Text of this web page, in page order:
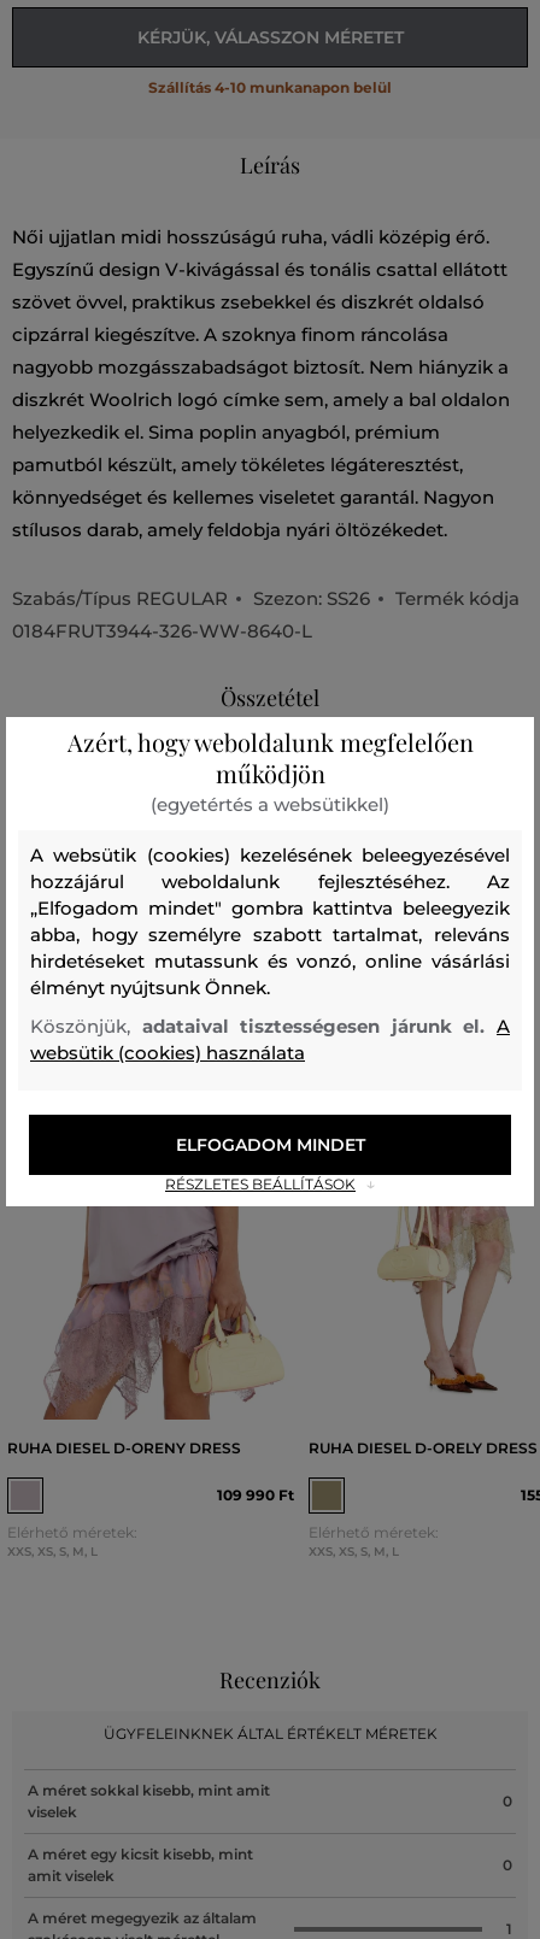
KÉRJÜK, VÁLASSZON MÉRETET
Szállítás 4-10 munkanapon belül
Leírás
Női ujjatlan midi hosszúságú ruha, vádli középig érő.
Egyszínű design V-kivágással és tonális csattal ellátott
szövet övvel, praktikus zsebekkel és diszkrét oldalsó
cipzárral kiegészítve. A szoknya finom ráncolása
nagyobb mozgásszabadságot biztosít. Nem hiányzik a
diszkrét Woolrich logó címke sem, amely a bal oldalon
helyezkedik el. Sima poplin anyagból, prémium
pamutból készült, amely tökéletes légáteresztést,
könnyedséget és kellemes viseletet garantál. Nagyon
stílusos darab, amely feldobja nyári öltözékedet.
Szabás/Típus REGULAR Szezon: SS26
Termék kódja
0184FRUT3944-326-WW-8640-L
Összetétel
Ajánlott termékek
RUHA DIESEL D-ORENY DRESS
109 990 Ft
Elérhető méretek:
XXS, XS, S, M, L
RUHA DIESEL D-ORELY DRESS
Elérhető méretek:
XXS, XS, S, M, L
Recenziók
ÜGYFELEINKNEK ÁLTAL ÉRTÉKELT MÉRETEK
A méret sokkal kisebb, mint amit
viselek
0
A méret egy kicsit kisebb, mint
amit viselek
0
A méret megegyezik az általam
1
Azért, hogy weboldalunk megfelelően
működjön
(egyetértés a websütikkel)
A websütik (cookies) kezelésének beleegyezésével
hozzájárul weboldalunk fejlesztéséhez. Az
„Elfogadom mindet" gombra kattintva beleegyezik
abba, hogy személyre szabott tartalmat, releváns
hirdetéseket mutassunk és vonzó, online vásárlási
élményt nyújtsunk Önnek.
Köszönjük, adataival tisztességesen járunk el.A
websütik (cookies) használata
RÉSZLETES BEÁLLÍTÁSOK
ELFOGADOM MINDET